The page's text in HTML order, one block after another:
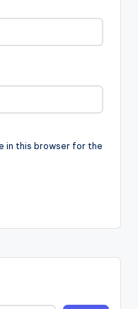
in this browser for the